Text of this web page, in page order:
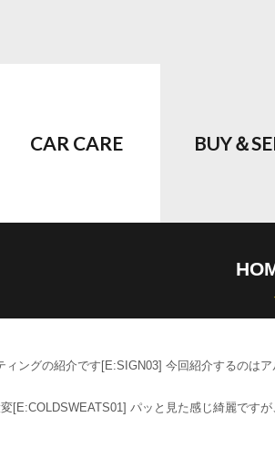
CAR CARE BUY＆
ングの紹介です[E:SIGN03] 今回紹介するのは
[E:COLDSWEATS01] パッと見た感じ綺麗ですが